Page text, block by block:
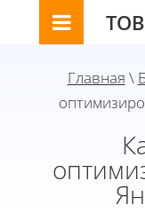
Главная \